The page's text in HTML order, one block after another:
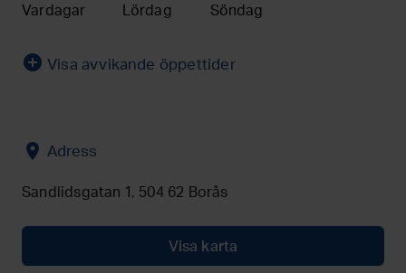
Vardagar Lördag Söndag
add_circle Visa avvikande öppettider
location_on Adress
Sandlidsgatan 1, 504 62 Borås
Visa karta